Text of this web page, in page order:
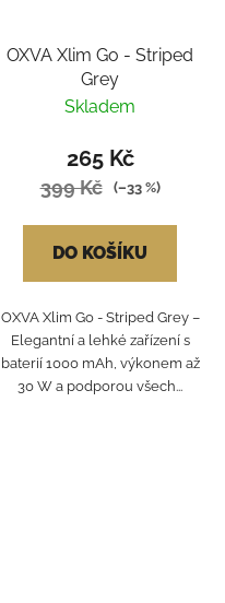
OXVA Xlim Go - Striped
Grey
Skladem
265 Kč
399 Kč (–33 %)
DO KOŠÍKU
OXVA Xlim Go - Striped Grey –
Elegantní a lehké zařízení s
baterií 1000 mAh, výkonem až
30 W a podporou všech...